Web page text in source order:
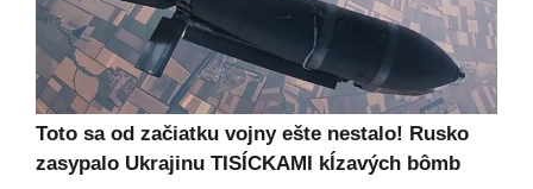
Toto sa od začiatku vojny ešte nestalo! Rusko
zasypalo Ukrajinu TISÍCKAMI kĺzavých bômb